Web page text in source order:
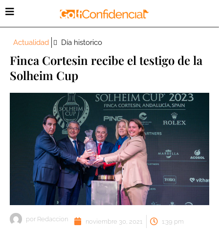
Actualidad Día historico
Finca Cortesin recibe el testigo de la
Solheim Cup
por Redaccion noviembre 30, 2021 1:39 pm